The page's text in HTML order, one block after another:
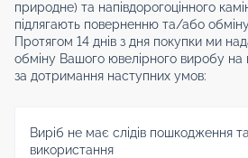
природне) та напівдорогоцінного
підлягають поверненню та/або
Протягом 14 днів з дня покупки ми
обміну Вашого ювелірного виробу на
за дотримання наступних умов:
Виріб не має слідів пошкодження та
використання